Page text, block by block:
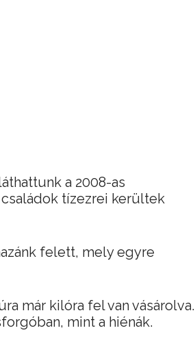
a 2008-as
tízezrei kerültek
felett, mely egyre
már kilóra fel van vásárolva.
mint a hiénák.